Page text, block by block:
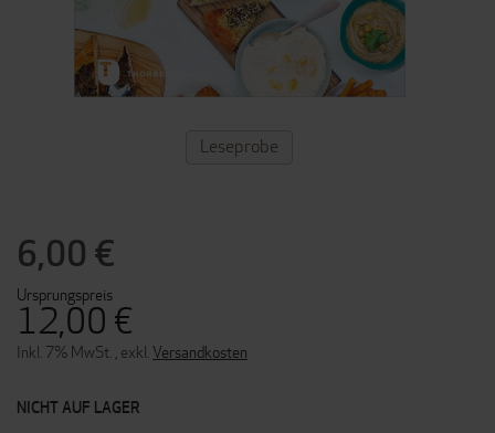
6,00 €
Ursprungspreis
12,00 €
Inkl. 7% MwSt. exkl. Versandkosten
NICHT AUF LAGER
ZUM
ANFANG
Leseprobe